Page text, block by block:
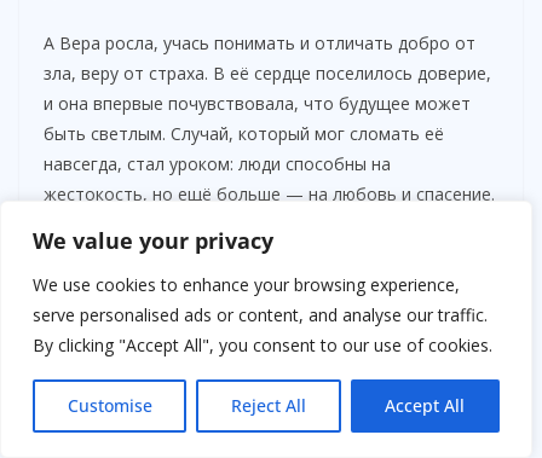
We value your privacy
We use cookies to enhance your browsing experience,
serve personalised ads or content, and analyse our traffic.
By clicking "Accept All", you consent to our use of cookies.
Customise Reject All Accept All
А Вера росла, учась понимать и отличать добро от
зла, веру от страха. В её сердце поселилось доверие,
и она впервые почувствовала, что будущее может
быть светлым. Случай, который мог сломать её
навсегда, стал уроком: люди способны на
жестокость, но ещё больше — на любовь и спасение.